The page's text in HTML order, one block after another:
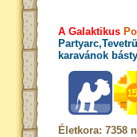
A Galaktikus
karavánok
Életkora: 7358